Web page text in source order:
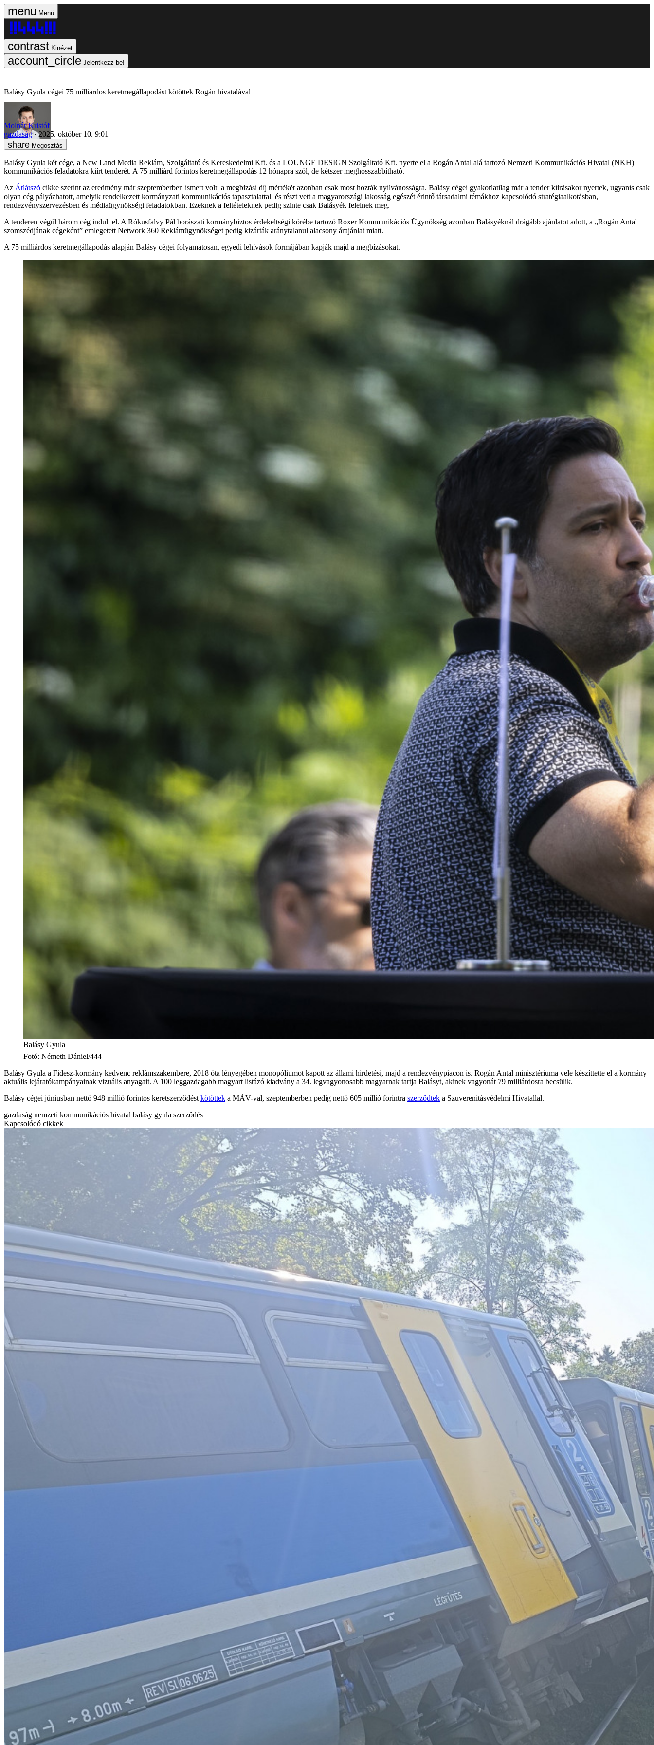
Menü
Kinézet
Jelentkezz be!
Balásy Gyula cégei 75 milliárdos keretmegállapodást kötöttek Rogán hivatalával
Molnár Kristóf
gazdaság
2025. október 10. 9:01
Megosztás
Balásy Gyula két cége, a New Land Media Reklám, Szolgáltató és Kereskedelmi Kft. és a LOUNGE DESIGN Szolgáltató Kft. nyerte el a Rogán Antal alá tartozó Nemzeti Kommunikációs Hivatal (NKH)
kommunikációs feladatokra kiírt tenderét. A 75 milliárd forintos keretmegállapodás 12 hónapra szól, de kétszer meghosszabbítható.
Az Átlátszó cikke szerint az eredmény már szeptemberben ismert volt, a megbízási díj mértékét azonban csak most hozták nyilvánosságra. Balásy cégei gyakorlatilag már a tender kiírásakor nyertek, ugyanis csak
olyan cég pályázhatott, amelyik rendelkezett kormányzati kommunikációs tapasztalattal, és részt vett a magyarországi lakosság egészét érintő társadalmi témákhoz kapcsolódó stratégiaalkotásban,
rendezvényszervezésben és médiaügynökségi feladatokban. Ezeknek a feltételeknek pedig szinte csak Balásyék felelnek meg.
A tenderen végül három cég indult el. A Rókusfalvy Pál borászati kormánybiztos érdekeltségi körébe tartozó Roxer Kommunikációs Ügynökség azonban Balásyéknál drágább ajánlatot adott, a „Rogán Antal
szomszédjának cégeként” emlegetett Network 360 Reklámügynökséget pedig kizárták aránytalanul alacsony árajánlat miatt.
A 75 milliárdos keretmegállapodás alapján Balásy cégei folyamatosan, egyedi lehívások formájában kapják majd a megbízásokat.
Balásy Gyula
Fotó: Németh Dániel/444
Balásy Gyula a Fidesz-kormány kedvenc reklámszakembere, 2018 óta lényegében monopóliumot kapott az állami hirdetési, majd a rendezvénypiacon is. Rogán Antal minisztériuma vele készíttette el a kormány
aktuális lejáratókampányainak vizuális anyagait. A 100 leggazdagabb magyart listázó kiadvány a 34. legvagyonosabb magyarnak tartja Balásyt, akinek vagyonát 79 milliárdosra becsülik.
Balásy cégei júniusban nettó 948 millió forintos keretszerződést kötöttek a MÁV-val, szeptemberben pedig nettó 605 millió forintra szerződtek a Szuverenitásvédelmi Hivatallal.
gazdaság nemzeti kommunikációs hivatal balásy gyula szerződés
Kapcsolódó cikkek